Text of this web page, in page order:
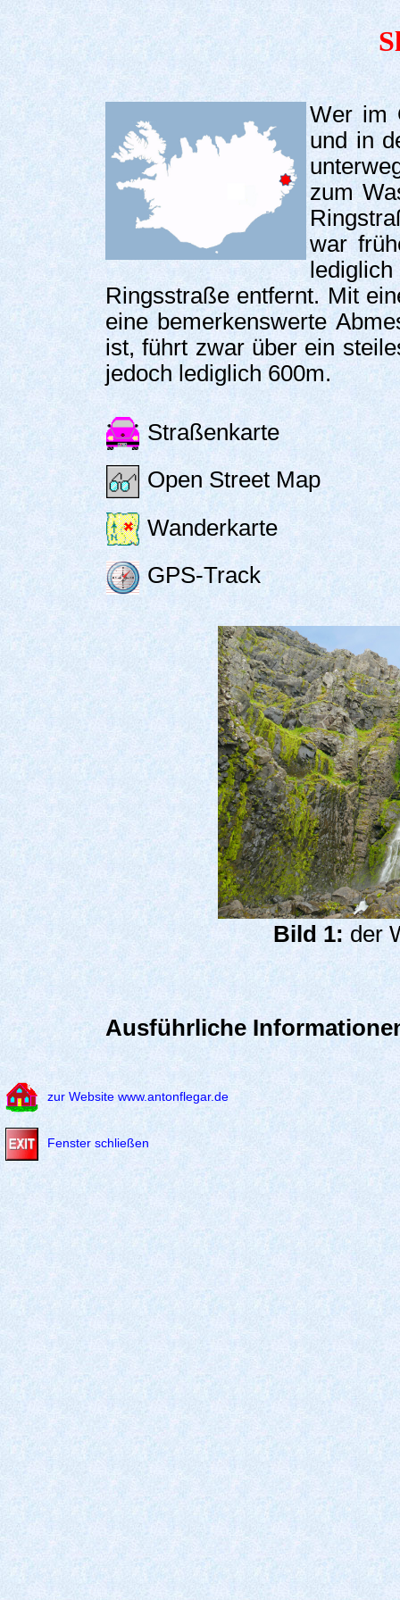
Wer im
und in
zum
war
Ringsstraße entfernt. Mit
eine bemerkenswerte
ist, führt zwar über ein
jedoch lediglich 600m.
Straßenkarte
Open Street Map
Wanderkarte
GPS-Track
Bild 1: der
Ausführliche
zur Website www.antonflegar.de
Fenster schließen